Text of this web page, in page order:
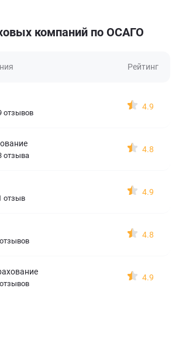
компаний по ОСАГО
Рейтинг
отзывов
4.9
отзыва
4.8
отзыв
4.9
4.8
4.9